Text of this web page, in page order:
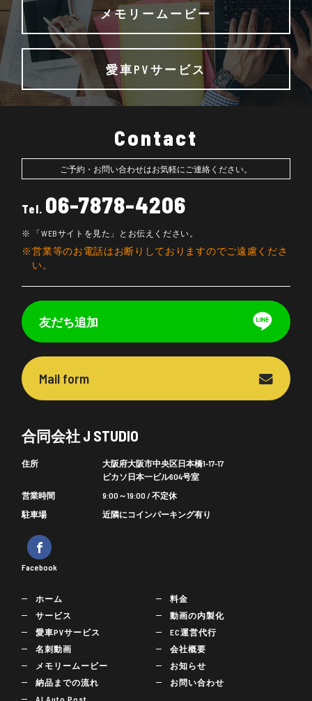
メモリームービー
愛車PVサービス
Contact
ご予約・お問い合わせはお気軽にご連絡ください。
Tel. 06-7878-4206
「WEBサイトを見た」とお伝えください。
営業等のお電話はお断りしておりますのでご遠慮くださ
い。
友だち追加
Mail form
合同会社 J STUDIO
住所
大阪府大阪市中央区日本橋1-17-17
ピカソ日本一ビル604号室
営業時間
9:00～19:00 / 不定休
駐車場
近隣にコインパーキング有り
Facebook
ホーム
サービス
愛車PVサービス
名刺動画
メモリームービー
納品までの流れ
料金
動画の内製化
EC運営代行
会社概要
お知らせ
お問い合わせ